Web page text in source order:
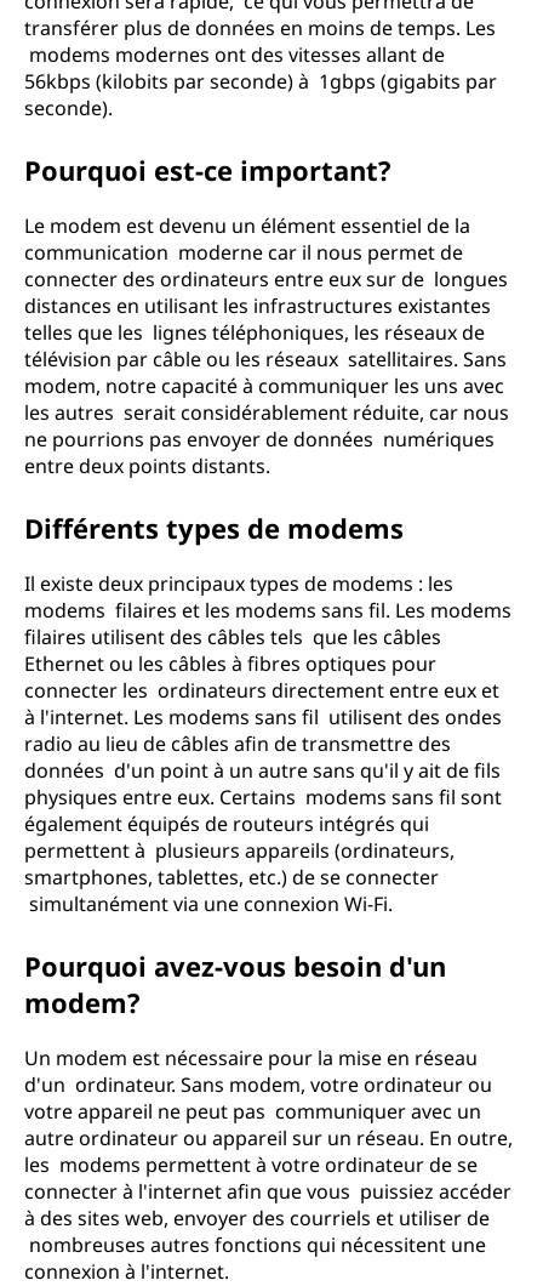
transférer plus de données en moins de temps. Les
modems modernes ont des vitesses allant de
56kbps (kilobits par seconde) à 1gbps (gigabits par
seconde).
Pourquoi est-ce important?
Le modem est devenu un élément essentiel de la
communication moderne car il nous permet de
connecter des ordinateurs entre eux sur de longues
distances en utilisant les infrastructures existantes
telles que les lignes téléphoniques, les réseaux de
télévision par câble ou les réseaux satellitaires. Sans
modem, notre capacité à communiquer les uns avec
les autres serait considérablement réduite, car nous
ne pourrions pas envoyer de données numériques
entre deux points distants.
Différents types de modems
Il existe deux principaux types de modems : les
modems filaires et les modems sans fil. Les modems
filaires utilisent des câbles tels que les câbles
Ethernet ou les câbles à fibres optiques pour
connecter les ordinateurs directement entre eux et
à l'internet. Les modems sans fil utilisent des ondes
radio au lieu de câbles afin de transmettre des
données d'un point à un autre sans qu'il y ait de fils
physiques entre eux. Certains modems sans fil sont
également équipés de routeurs intégrés qui
permettent à plusieurs appareils (ordinateurs,
smartphones, tablettes, etc.) de se connecter
simultanément via une connexion Wi-Fi.
Pourquoi avez-vous besoin d'un
modem?
Un modem est nécessaire pour la mise en réseau
d'un ordinateur. Sans modem, votre ordinateur ou
votre appareil ne peut pas communiquer avec un
autre ordinateur ou appareil sur un réseau. En outre,
les modems permettent à votre ordinateur de se
connecter à l'internet afin que vous puissiez accéder
à des sites web, envoyer des courriels et utiliser de
nombreuses autres fonctions qui nécessitent une
connexion à l'internet.